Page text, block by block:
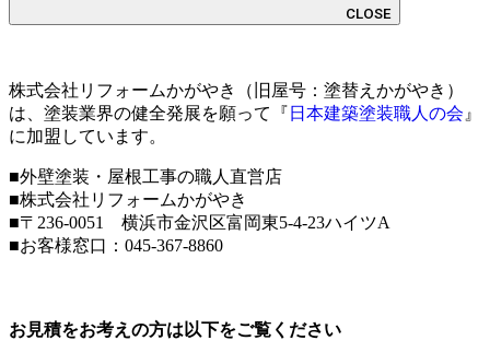
CLOSE
株式会社リフォームかがやき（旧屋号：塗替えかがやき）
は、塗装業界の健全発展を願って『 日本建築塗装職人の会 』
に加盟しています。
■外壁塗装・屋根工事の職人直営店
■株式会社リフォームかがやき
■〒236-0051 横浜市金沢区富岡東5-4-23ハイツA
■お客様窓口： 045-367-8860
お見積をお考えの方は以下をご覧ください